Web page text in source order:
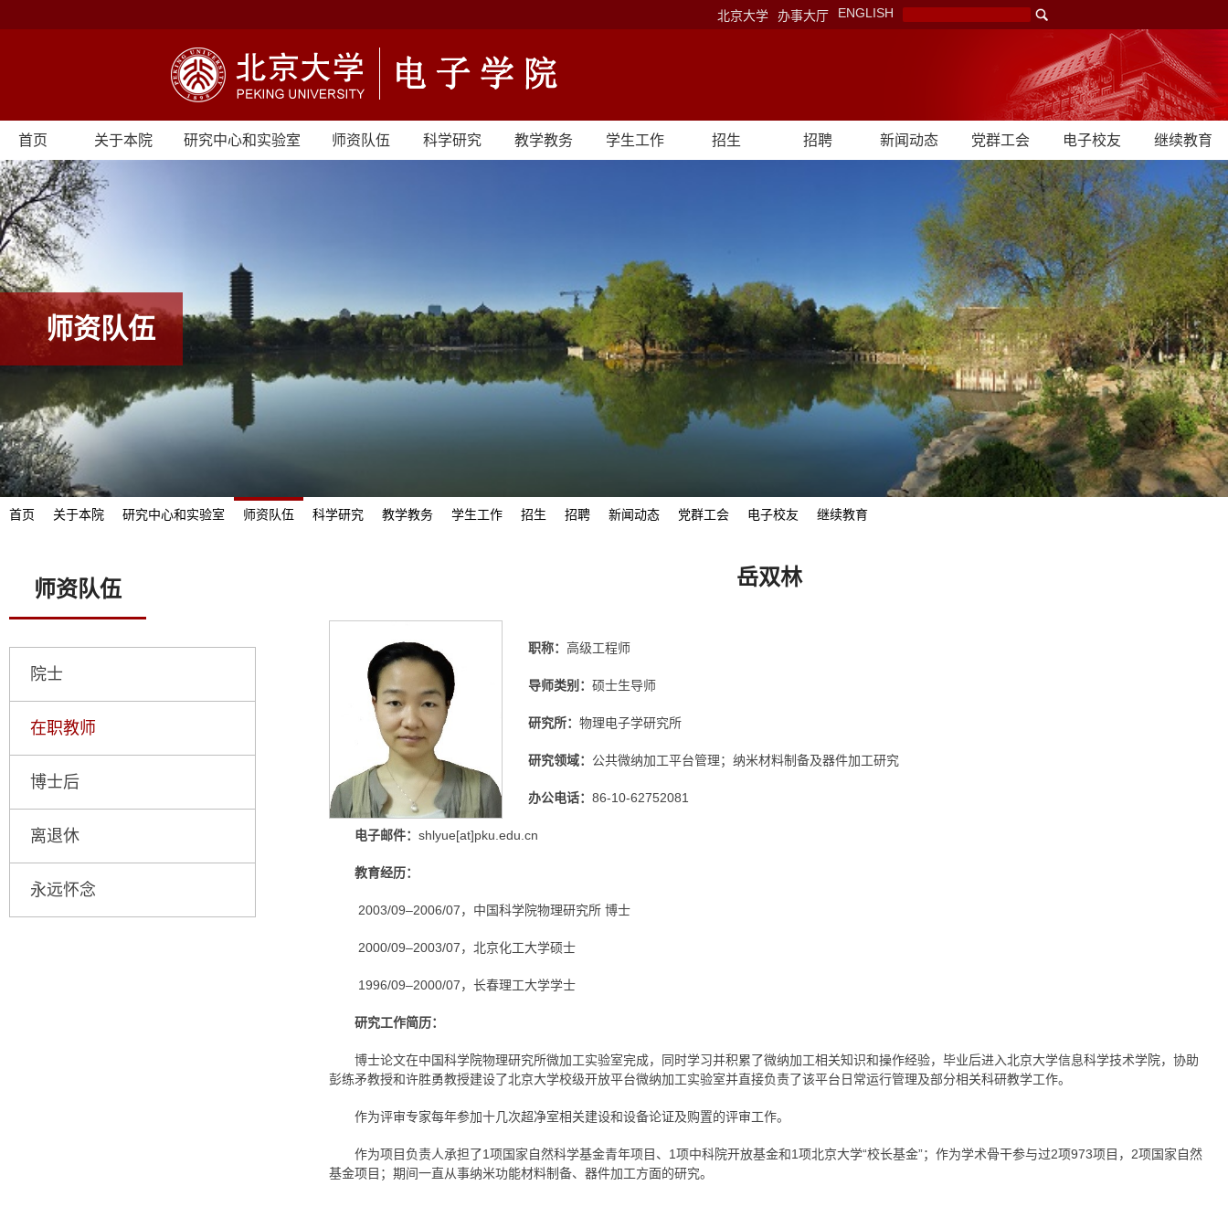
北京大学 办事大厅 ENGLISH
首页 关于本院 研究中心和实验室 师资队伍 科学研究 教学教务 学生工作 招生 招聘 新闻动态 党群工会 电子校友 继续教育
师资队伍
首页 关于本院 研究中心和实验室 师资队伍 科学研究 教学教务 学生工作 招生 招聘 新闻动态 党群工会 电子校友 继续教育
师资队伍
院士
在职教师
博士后
离退休
永远怀念
岳双林
职称： 高级工程师
导师类别： 硕士生导师
研究所： 物理电子学研究所
研究领域： 公共微纳加工平台管理；纳米材料制备及器件加工研究
办公电话： 86-10-62752081
电子邮件： shlyue[at]pku.edu.cn
教育经历：
2003/09–2006/07，中国科学院物理研究所 博士
2000/09–2003/07，北京化工大学硕士
1996/09–2000/07，长春理工大学学士
研究工作简历：
博士论文在中国科学院物理研究所微加工实验室完成，同时学习并积累了微纳加工相关知识和操作经验，毕业后进入北京大学信息科学技术学院，协助
彭练矛教授和许胜勇教授建设了北京大学校级开放平台微纳加工实验室并直接负责了该平台日常运行管理及部分相关科研教学工作。
作为评审专家每年参加十几次超净室相关建设和设备论证及购置的评审工作。
作为项目负责人承担了1项国家自然科学基金青年项目、1项中科院开放基金和1项北京大学“校长基金”；作为学术骨干参与过2项973项目，2项国家自然
基金项目；期间一直从事纳米功能材料制备、器件加工方面的研究。